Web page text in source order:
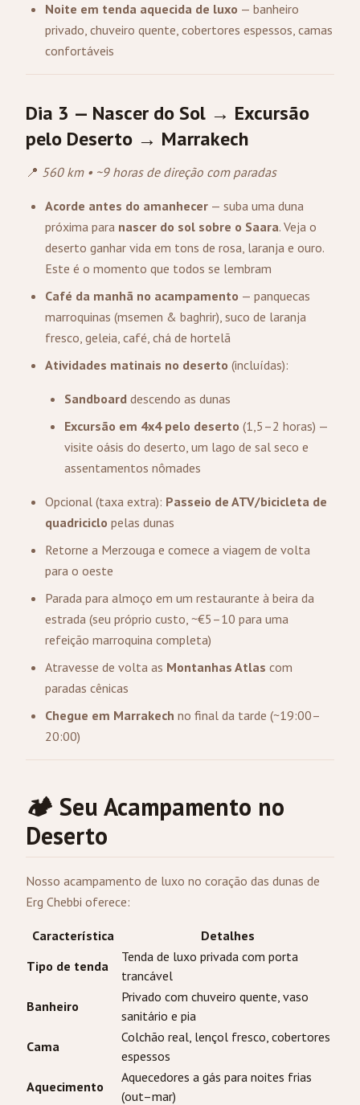
Noite em tenda aquecida de luxo — banheiro
privado, chuveiro quente, cobertores espessos, camas
confortáveis
Dia 3 — Nascer do Sol → Excursão
pelo Deserto → Marrakech
📍 560 km • ~9 horas de direção com paradas
Acorde antes do amanhecer — suba uma duna
próxima para nascer do sol sobre o Saara. Veja o
deserto ganhar vida em tons de rosa, laranja e ouro.
Este é o momento que todos se lembram
Café da manhã no acampamento — panquecas
marroquinas (msemen & baghrir), suco de laranja
fresco, geleia, café, chá de hortelã
Atividades matinais no deserto (incluídas):
Sandboard descendo as dunas
Excursão em 4x4 pelo deserto (1,5–2 horas) —
visite oásis do deserto, um lago de sal seco e
assentamentos nômades
Opcional (taxa extra): Passeio de ATV/bicicleta de
quadriciclo pelas dunas
Retorne a Merzouga e comece a viagem de volta
para o oeste
Parada para almoço em um restaurante à beira da
estrada (seu próprio custo, ~€5–10 para uma
refeição marroquina completa)
Atravesse de volta as Montanhas Atlas com
paradas cênicas
Chegue em Marrakech no final da tarde (~19:00–
20:00)
🏕️ Seu Acampamento no
Deserto
Nosso acampamento de luxo no coração das dunas de
Erg Chebbi oferece:
Característica
Detalhes
Tipo de tenda
Tenda de luxo privada com porta
trancável
Banheiro
Privado com chuveiro quente, vaso
sanitário e pia
Cama
Colchão real, lençol fresco, cobertores
espessos
Aquecimento
Aquecedores a gás para noites frias
(out–mar)